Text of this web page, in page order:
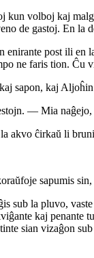
volboj kaj
de gastoj. En
post ili en
ne faris tion.
sapon, kaj
— Mia naĝejo,
akvo ĉirkaŭ li
sapumis
sub la pluvo,
kaj
sian vizaĝon